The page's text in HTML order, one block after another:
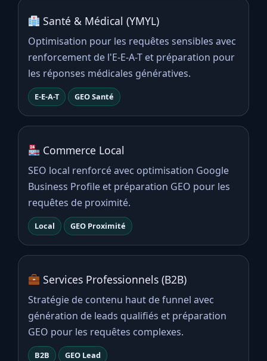
Santé & Médical (YMYL)
Optimisation pour les requêtes sensibles avec
renforcement de l'E-E-A-T et préparation pour
les réponses médicales génératives.
E-E-A-T GEO Santé
Commerce Local
SEO local renforcé avec optimisation Google
Business Profile et préparation GEO pour les
requêtes de proximité.
Local GEO Proximité
Services Professionnels (B2B)
Stratégie de contenu haut de funnel avec
génération de leads qualifiés et préparation
GEO pour les requêtes complexes.
B2B GEO Lead